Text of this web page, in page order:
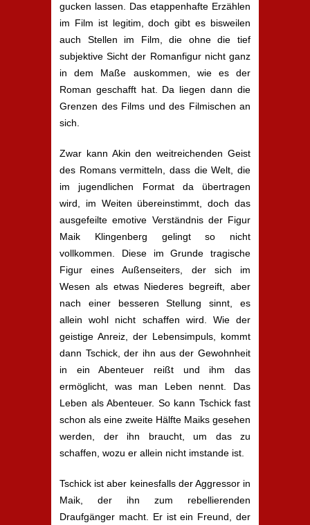
gucken lassen. Das etappenhafte Erzählen
im Film ist legitim, doch gibt es bisweilen
auch Stellen im Film, die ohne die tief
subjektive Sicht der Romanfigur nicht ganz
in dem Maße auskommen, wie es der
Roman geschafft hat. Da liegen dann die
Grenzen des Films und des Filmischen an
sich.
Zwar kann Akin den weitreichenden Geist
des Romans vermitteln, dass die Welt, die
im jugendlichen Format da übertragen
wird, im Weiten übereinstimmt, doch das
ausgefeilte emotive Verständnis der Figur
Maik Klingenberg gelingt so nicht
vollkommen. Diese im Grunde tragische
Figur eines Außenseiters, der sich im
Wesen als etwas Niederes begreift, aber
nach einer besseren Stellung sinnt, es
allein wohl nicht schaffen wird. Wie der
geistige Anreiz, der Lebensimpuls, kommt
dann Tschick, der ihn aus der Gewohnheit
in ein Abenteuer reißt und ihm das
ermöglicht, was man Leben nennt. Das
Leben als Abenteuer. So kann Tschick fast
schon als eine zweite Hälfte Maiks gesehen
werden, der ihn braucht, um das zu
schaffen, wozu er allein nicht imstande ist.
Tschick ist aber keinesfalls der Aggressor in
Maik, der ihn zum rebellierenden
Draufgänger macht. Er ist ein Freund, der